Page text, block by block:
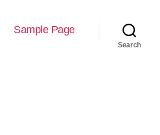
Sample Page
Search